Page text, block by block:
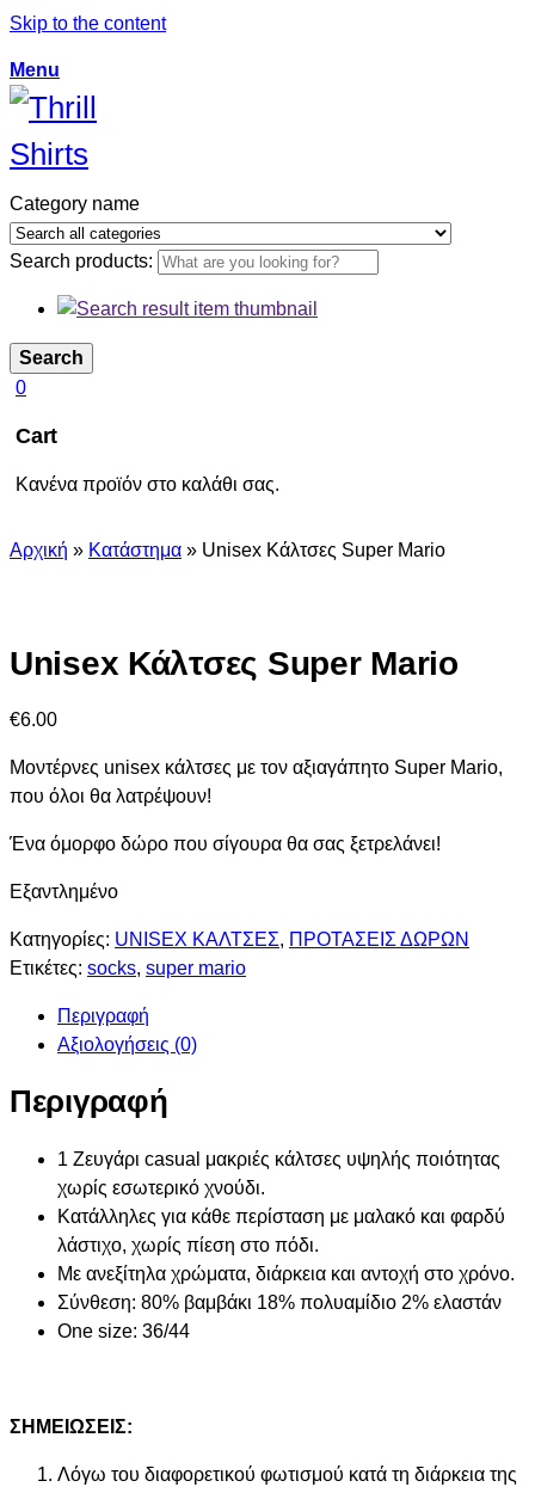
Skip to the content
Menu
Category name
Search products:
Search
0
Cart
Κανένα προϊόν στο καλάθι σας.
Αρχική » Κατάστημα » Unisex Κάλτσες Super Mario
Unisex Κάλτσες Super Mario
€6.00
Μοντέρνες unisex κάλτσες με τον αξιαγάπητο Super Mario,
που όλοι θα λατρέψουν!
Ένα όμορφο δώρο που σίγουρα θα σας ξετρελάνει!
Εξαντλημένο
Κατηγορίες: UNISEX ΚΑΛΤΣΕΣ, ΠΡΟΤΑΣΕΙΣ ΔΩΡΩΝ
Ετικέτες: socks, super mario
Περιγραφή
Αξιολογήσεις (0)
Περιγραφή
1 Ζευγάρι casual μακριές κάλτσες υψηλής ποιότητας
χωρίς εσωτερικό χνούδι.
Κατάλληλες για κάθε περίσταση με μαλακό και φαρδύ
λάστιχο, χωρίς πίεση στο πόδι.
Mε ανεξίτηλα χρώματα, διάρκεια και αντοχή στο χρόνο.
Σύνθεση: 80% βαμβάκι 18% πολυαμίδιο 2% ελαστάν
One size: 36/44
ΣΗΜΕΙΩΣΕΙΣ:
Λόγω του διαφορετικού φωτισμού κατά τη διάρκεια της